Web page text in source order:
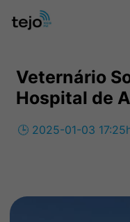
Veternário
Hospital de
🕒 2025-01-03